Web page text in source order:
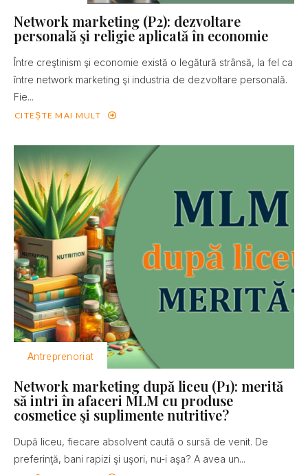
Network marketing (P2): dezvoltare
personală şi religie aplicată în economie
Între creştinism şi economie există o legătură strânsă, la fel ca
între network marketing şi industria de dezvoltare personală.
Fie...
CITEȘTE MAI MULT
Antreprenoriat
Network marketing după liceu (P1): merită
să intri în afaceri MLM cu produse
cosmetice şi suplimente nutritive?
După liceu, fiecare absolvent caută o sursă de venit. De
preferinţă, bani rapizi şi uşori, nu-i aşa? A avea un...